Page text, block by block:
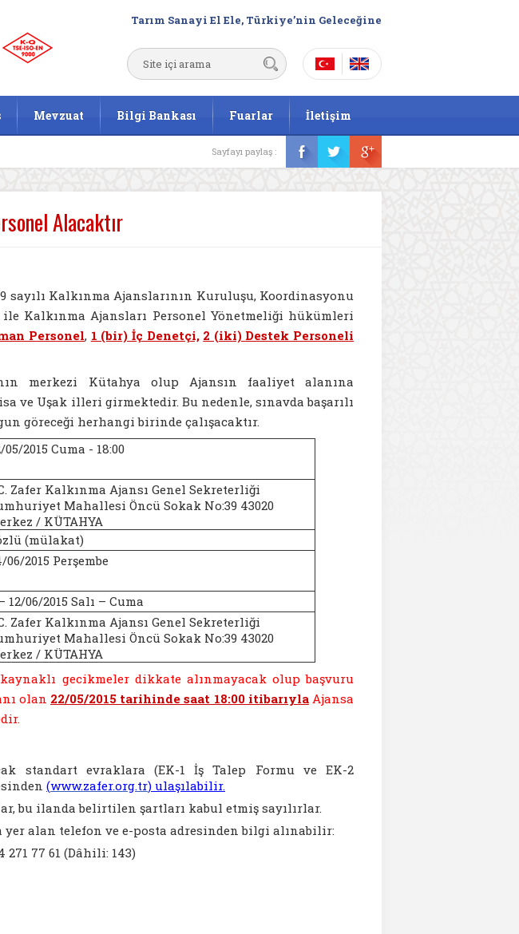
Tarım Sanayi El Ele, Türkiye’nin Geleceğine
Mevzuat Bilgi Bankası Fuarlar İletişim
Sayfayı paylaş :
Alacaktır
sayılı Kalkınma Ajanslarının Kuruluşu, Koordinasyonu
Kalkınma Ajansları Personel Yönetmeliği hükümleri
Personel, 1 (bir) İç Denetçi, 2 (iki) Destek Personeli
merkezi Kütahya olup Ajansın faaliyet alanına
ve Uşak illeri girmektedir. Bu nedenle, sınavda başarılı
göreceği herhangi birinde çalışacaktır.
05/2015 Cuma - 18:00
Zafer Kalkınma Ajansı Genel Sekreterliği
Mahallesi Öncü Sokak No:39 43020
/ KÜTAHYA
(mülakat)
06/2015 Perşembe
12/06/2015 Salı – Cuma
Zafer Kalkınma Ajansı Genel Sekreterliği
Mahallesi Öncü Sokak No:39 43020
/ KÜTAHYA
gecikmeler dikkate alınmayacak olup başvuru
olan 22/05/2015 tarihinde saat 18:00 itibarıylaAjansa
standart evraklara (EK-1 İş Talep Formu ve EK-2
(www.zafer.org.tr) ulaşılabilir.
bu ilanda belirtilen şartları kabul etmiş sayılırlar.
yer alan telefon ve e-posta adresinden bilgi alınabilir:
271 77 61 (Dâhili: 143)